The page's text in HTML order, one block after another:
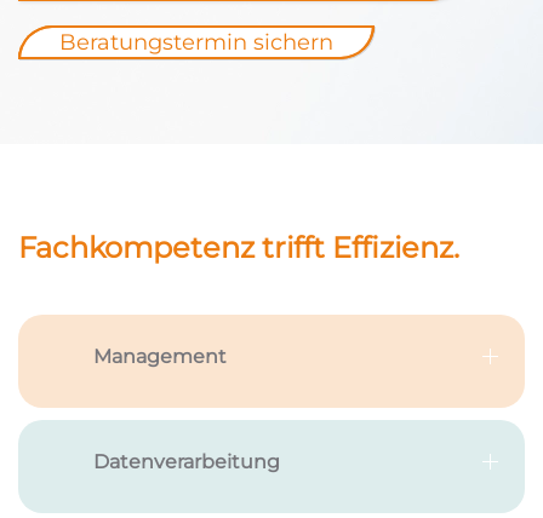
Beratungstermin sichern
Fachkompetenz trifft Effizienz.
Management
Datenverarbeitung